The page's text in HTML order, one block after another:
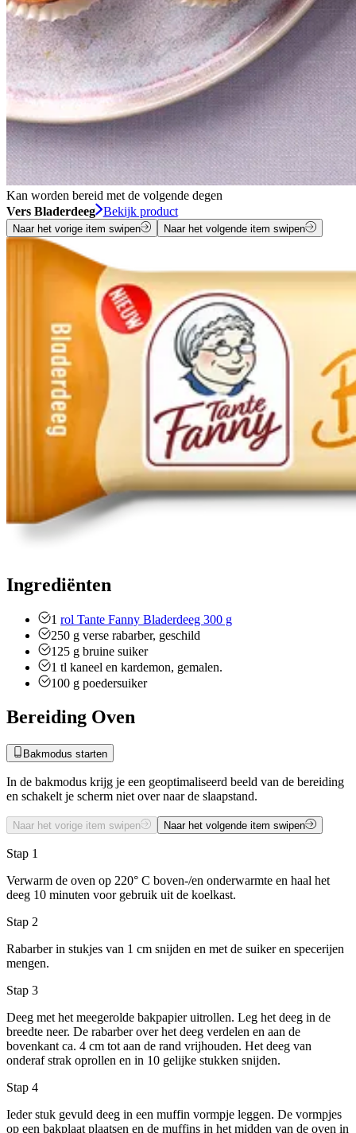
Kan worden bereid met de volgende degen
Vers Bladerdeeg Bekijk product
Naar het vorige item swipen Naar het volgende item swipen
Ingrediënten
1 rol Tante Fanny Bladerdeeg 300 g
250 g verse rabarber, geschild
125 g bruine suiker
1 tl kaneel en kardemon, gemalen.
100 g poedersuiker
Bereiding Oven
Bakmodus starten
In de bakmodus krijg je een geoptimaliseerd beeld van de bereiding
en schakelt je scherm niet over naar de slaapstand.
Naar het vorige item swipen Naar het volgende item swipen
Stap 1
Verwarm de oven op 220° C boven-/en onderwarmte en haal het
deeg 10 minuten voor gebruik uit de koelkast.
Stap 2
Rabarber in stukjes van 1 cm snijden en met de suiker en specerijen
mengen.
Stap 3
Deeg met het meegerolde bakpapier uitrollen. Leg het deeg in de
breedte neer. De rabarber over het deeg verdelen en aan de
bovenkant ca. 4 cm tot aan de rand vrijhouden. Het deeg van
onderaf strak oprollen en in 10 gelijke stukken snijden.
Stap 4
Ieder stuk gevuld deeg in een muffin vormpje leggen. De vormpjes
op een bakplaat plaatsen en de muffins in het midden van de oven in